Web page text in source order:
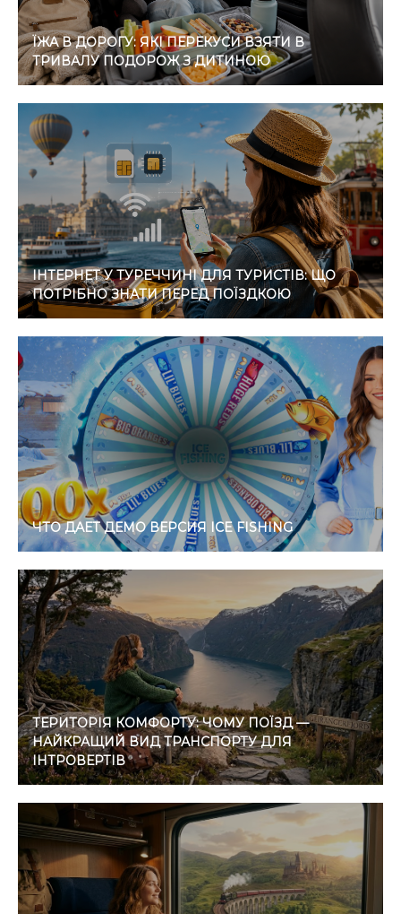
ЇЖА В ДОРОГУ: ЯКІ ПЕРЕКУСИ ВЗЯТИ В
ТРИВАЛУ ПОДОРОЖ З ДИТИНОЮ
ІНТЕРНЕТ У ТУРЕЧЧИНІ ДЛЯ ТУРИСТІВ: ЩО
ПОТРІБНО ЗНАТИ ПЕРЕД ПОЇЗДКОЮ
ЧТО ДАЕТ ДЕМО ВЕРСИЯ ICE FISHING
ТЕРИТОРІЯ КОМФОРТУ: ЧОМУ ПОЇЗД —
НАЙКРАЩИЙ ВИД ТРАНСПОРТУ ДЛЯ
ІНТРОВЕРТІВ